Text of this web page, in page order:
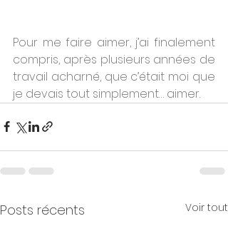
Pour me faire aimer, j’ai finalement
compris, après plusieurs années de
travail acharné, que c’était moi que
je devais tout simplement… aimer.
Posts récents Voir tout